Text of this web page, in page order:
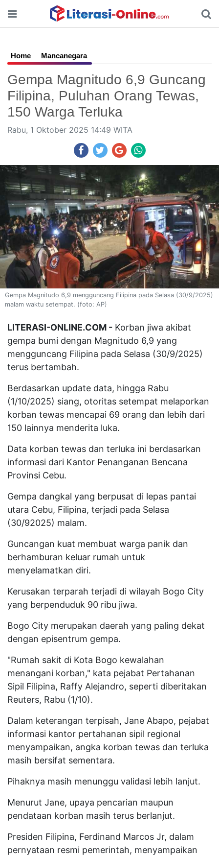
Home Mancanegara
Gempa Magnitudo 6,9 Guncang
Filipina, Puluhan Orang Tewas,
150 Warga Terluka
Rabu, 1 Oktober 2025 14:49 WITA
Gempa Magnitudo 6,9 mengguncang Filipina pada Selasa (30/9/2025)
malam waktu setempat. (foto: AP)
LITERASI-ONLINE.COM - Korban jiwa akibat
gempa bumi dengan Magnitudo 6,9 yang
mengguncang Filipina pada Selasa (30/9/2025)
terus bertambah.
Berdasarkan update data, hingga Rabu
(1/10/2025) siang, otoritas setempat melaporkan
korban tewas mencapai 69 orang dan lebih dari
150 lainnya menderita luka.
Data korban tewas dan terluka ini berdasarkan
informasi dari Kantor Penanganan Bencana
Provinsi Cebu.
Gempa dangkal yang berpusat di lepas pantai
utara Cebu, Filipina, terjadi pada Selasa
(30/92025) malam.
Guncangan kuat membuat warga panik dan
berhamburan keluar rumah untuk
menyelamatkan diri.
Kerusakan terparah terjadi di wilayah Bogo City
yang berpenduduk 90 ribu jiwa.
Bogo City merupakan daerah yang paling dekat
dengan episentrum gempa.
"Rumah sakit di Kota Bogo kewalahan
menangani korban," kata pejabat Pertahanan
Sipil Filipina, Raffy Alejandro, seperti diberitakan
Reuters, Rabu (1/10).
Dalam keterangan terpisah, Jane Abapo, pejabat
informasi kantor pertahanan sipil regional
menyampaikan, angka korban tewas dan terluka
masih bersifat sementara.
Pihaknya masih menunggu validasi lebih lanjut.
Menurut Jane, upaya pencarian maupun
pendataan korban masih terus berlanjut.
Presiden Filipina, Ferdinand Marcos Jr, dalam
pernyataan resmi pemerintah, menyampaikan